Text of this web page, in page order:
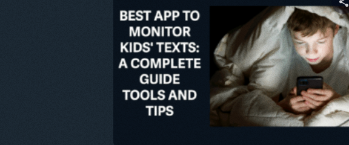
이 문서 공유하기
트위터 Facebook 링크 복사